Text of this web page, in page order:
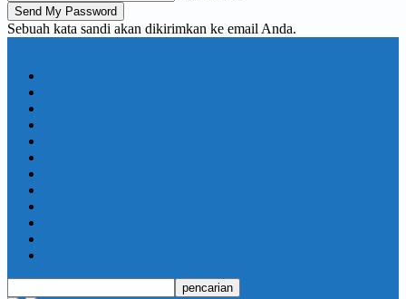
Sebuah kata sandi akan dikirimkan ke email Anda.